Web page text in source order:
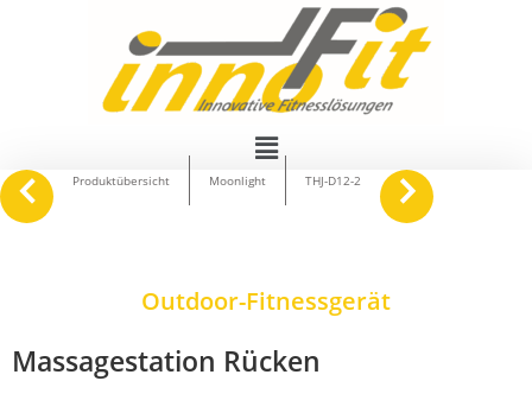
navigate_before Produktübersicht Moonlight THJ-D12-2 keyboard_arrow_right
Outdoor-Fitnessgerät
Massagestation Rücken